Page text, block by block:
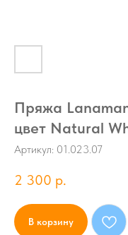
Пряжа
цвет Natural
Артикул: 01.023.07
2 300 р.
В корзину